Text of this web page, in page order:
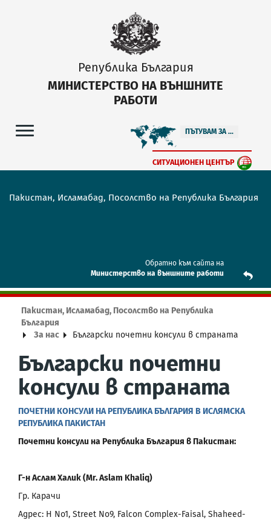
Република България
МИНИСТЕРСТВО НА ВЪНШНИТЕ
РАБОТИ
ПЪТУВАМ ЗА ...
СИТУАЦИОНЕН ЦЕНТЪР
Пакистан, Исламабад, Посолство на Република България
Обратно към сайта на
Mинистерство на външните работи
Пакистан, Исламабад, Посолство на Република
България
За нас
Български почетни консули в страната
Български почетни
консули в страната
ПОЧЕТНИ КОНСУЛИ НА РЕПУБЛИКА БЪЛГАРИЯ В ИСЛЯМСКА
РЕПУБЛИКА ПАКИСТАН
Почетни консули на Република България в Пакистан:
Г-н Аслам Халик (Mr. Aslam Khaliq)
Гр. Карачи
Адрес: H No1, Street No9, Falcon Complex-Faisal, Shaheed-